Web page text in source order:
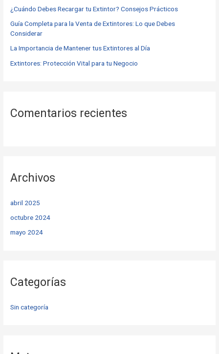
o
r
:
¿Cuándo Debes Recargar tu Extintor? Consejos Prácticos
Guía Completa para la Venta de Extintores: Lo que Debes
Considerar
La Importancia de Mantener tus Extintores al Día
Extintores: Protección Vital para tu Negocio
Comentarios recientes
Archivos
abril 2025
octubre 2024
mayo 2024
Categorías
Sin categoría